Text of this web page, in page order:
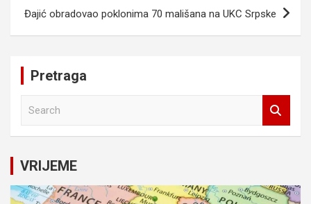
Đajić obradovao poklonima 70 mališana na UKC Srpske
Pretraga
c
h
VRIJEME